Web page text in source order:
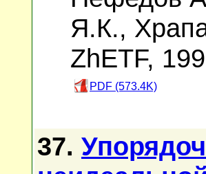
Я.К.,
ZhETF,
PDF (573.4K)
37.